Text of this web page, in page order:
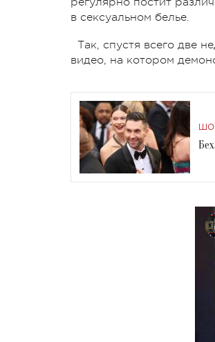
в сексуальном белье.
Так, спустя всего две
видео, на котором